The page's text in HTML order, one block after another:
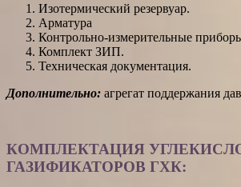
Изотермический резервуар.
Арматура
Контрольно-измерительные
Комплект ЗИП.
Техническая документация.
Дополнительно: агрегат поддержания
КОМПЛЕКТАЦИЯ
ГАЗИФИКАТОРОВ ГХК: